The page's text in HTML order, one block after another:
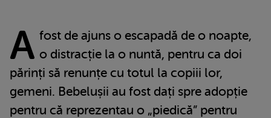
A fost de ajuns o escapadă de o noapte,
o distracție la o nuntă, pentru ca doi
părinți să renunțe cu totul la copiii lor,
gemeni. Bebelușii au fost dați spre adopție
pentru că reprezentau o „piedică” pentru